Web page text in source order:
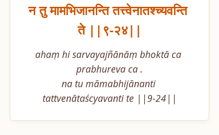
न तु मामभिजानन्ति तत्त्वेनातश्च्यवन्ति
ते ||९-२४||
ahaṃ hi sarvayajñānāṃ bhoktā ca
prabhureva ca .
na tu māmabhijānanti
tattvenātaścyavanti te ||9-24||